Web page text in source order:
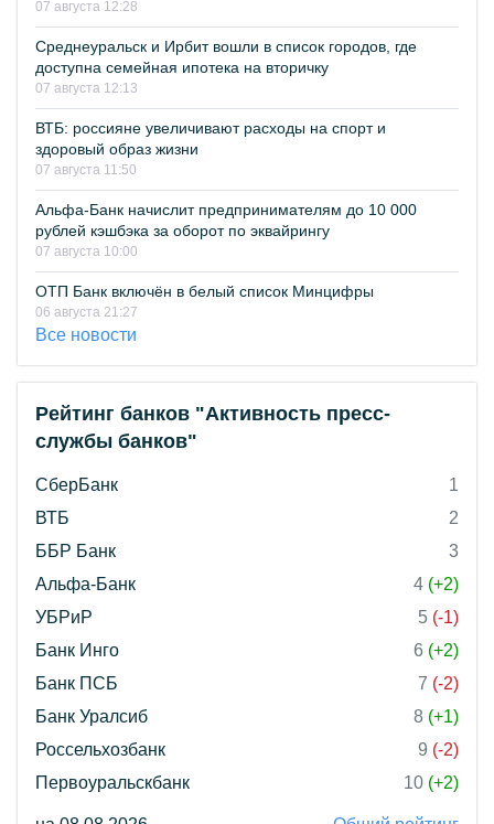
07 августа 12:28
Среднеуральск и Ирбит вошли в список городов, где
доступна семейная ипотека на вторичку
07 августа 12:13
ВТБ: россияне увеличивают расходы на спорт и
здоровый образ жизни
07 августа 11:50
Альфа-Банк начислит предпринимателям до 10 000
рублей кэшбэка за оборот по эквайрингу
07 августа 10:00
ОТП Банк включён в белый список Минцифры
06 августа 21:27
Все новости
Рейтинг банков "Активность пресс-
службы банков"
СберБанк
1
ВТБ
2
ББР Банк
3
Альфа-Банк
4 (+2)
УБРиР
5 (-1)
Банк Инго
6 (+2)
Банк ПСБ
7 (-2)
Банк Уралсиб
8 (+1)
Россельхозбанк
9 (-2)
Первоуральскбанк
10 (+2)